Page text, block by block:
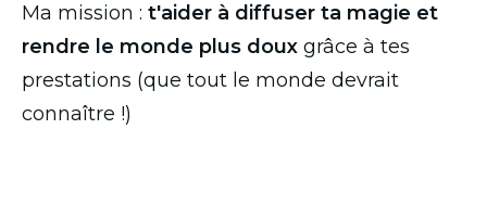
Ma mission : t'aider à diffuser ta magie et
rendre le monde plus doux grâce à tes
prestations (que tout le monde devrait
connaître !)